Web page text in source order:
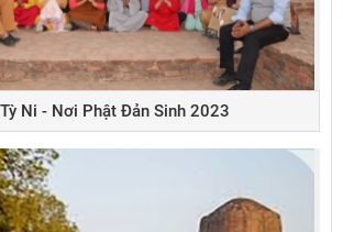
Ni - Nơi Phật Đản Sinh 2023